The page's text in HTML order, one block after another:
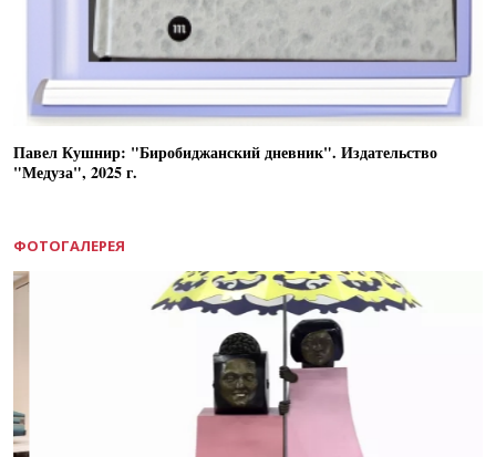
Павел Кушнир: "Биробиджанский дневник". Издательство
"Медуза", 2025 г.
ФОТОГАЛЕРЕЯ